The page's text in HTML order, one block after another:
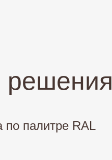
решения
по палитре RAL